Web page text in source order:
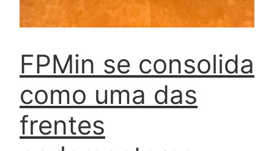
FPMin se consolida
como uma das
frentes